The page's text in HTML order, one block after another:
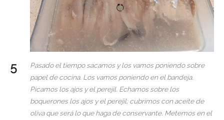
Pasado el tiempo sacamos y los vamos poniendo sobre
papel de cocina. Los vamos poniendo en el bandeja.
Picamos los ajos y el perejil. Echamos sobre los
boquerones los ajos y el perejil; cubrimos con aceite de
oliva que será lo que haga de conservante. Metemos en el